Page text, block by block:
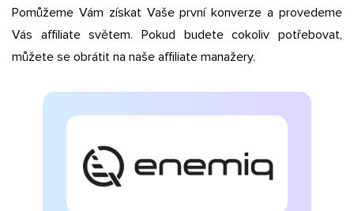
Pomůžeme Vám získat Vaše první konverze a provedeme
Vás affiliate světem. Pokud budete cokoliv potřebovat,
můžete se obrátit na naše affiliate manažery.